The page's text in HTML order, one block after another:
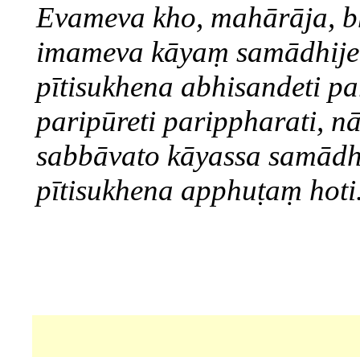
Evameva kho, mahārāja,
imameva kāyaṃ
pītisukhena abhisandeti
paripūreti parippharati,
sabbāvato kāyassa
pītisukhena apphuṭaṃ